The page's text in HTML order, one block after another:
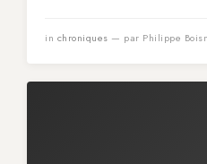
in chroniques — par Philippe